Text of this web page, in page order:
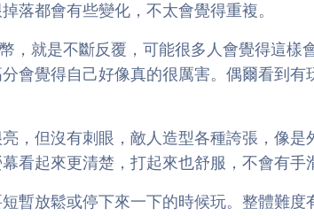
落都會有些變化，不太會覺得重複。
就是不斷反覆，可能很多人會覺得這樣
會覺得自己好像真的很厲害。偶爾看到
，但沒有刺眼，敵人造型各種誇張，像
看起來更清楚，打起來也舒服，不會有手
暫放鬆或停下來一下的時候玩。整體難